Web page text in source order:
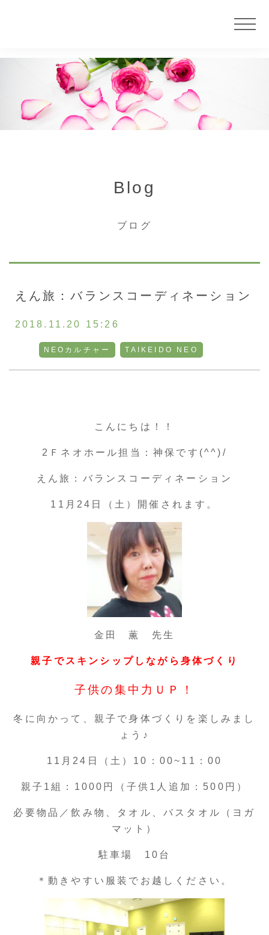
ニュース
サービス
店舗案内
採用情報
通販
ご相談・お問い合わせ
Blog
ブログ
えん旅：バランスコーディネーション
2018.11.20 15:26
NEOカルチャー TAIKEIDO NEO
こんにちは！！
2Ｆネオホール担当：神保です(^^)/
えん旅：バランスコーディネーション
11月24日（土）開催されます。
金田 薫 先生
親子でスキンシップしながら身体づくり
子供の集中力ＵＰ！
冬に向かって、親子で身体づくりを楽しみまし
ょう♪
11月24日（土）10：00~11：00
親子1組：1000円（子供1人追加：500円）
必要物品／飲み物、タオル、バスタオル（ヨガ
マット）
駐車場 10台
＊動きやすい服装でお越しください。